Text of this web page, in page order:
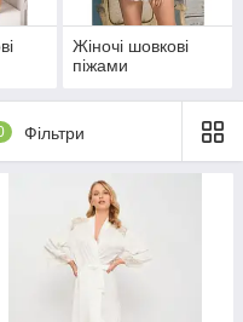
Жіночі шовкові
піжами
Фільтри